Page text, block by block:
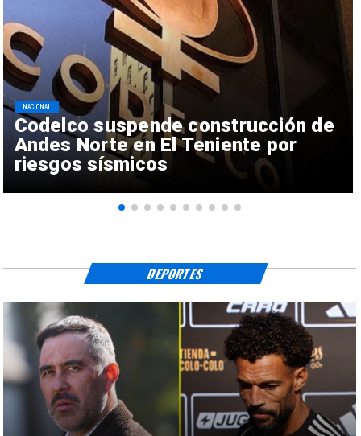
Codelco suspende construcción de
Andes Norte en El Teniente por
riesgos sísmicos
NACIONAL
DEPORTES